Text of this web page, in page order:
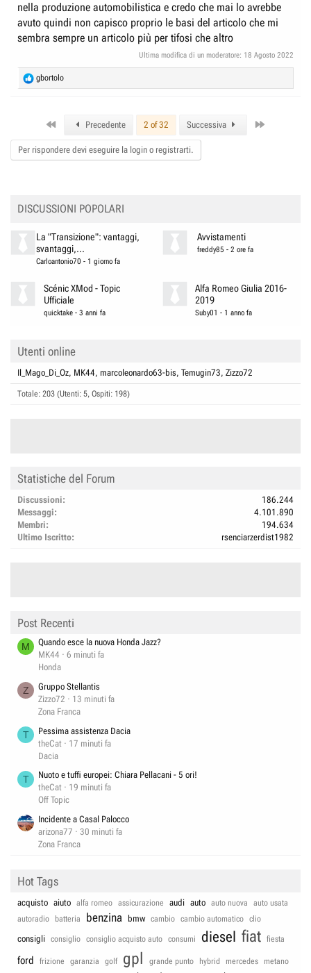
F1 | Motori 2026: la Ferrari si è... venduta l'anima? (motorsport.com)
nella produzione automobilistica e credo che mai lo avrebbe
avuto quindi non capisco proprio le basi del articolo che mi
sembra sempre un articolo più per tifosi che altro
Ultima modifica di un moderatore: 18 Agosto 2022
R
e
o
n
gbortolo
Precedente 2 of 32 Successiva
Per rispondere devi eseguire la login o registrarti.
DISCUSSIONI POPOLARI
La "Transizione": vantaggi,
svantaggi,...
Carloantonio70 - 1 giorno fa
Avvistamenti
freddy85 - 2 ore fa
Scénic XMod - Topic
Ufficiale
quicktake -3 anni fa
Alfa Romeo Giulia 2016-
2019
Suby01 - 1 anno fa
Utenti online
Il_Mago_Di_Oz MK44 marcoleonardo63-bis Temugin73 Zizzo72
Totale: 203 (Utenti: 5, Ospiti: 198)
Statistiche del Forum
Discussioni
186.244
Messaggi
4.101.890
Membri
194.634
Ultimo Iscritto
rsenciarzerdist1982
Post Recenti
M
Quando esce la nuova Honda Jazz?
MK44
6 minuti fa
Honda
Z
Gruppo Stellantis
Zizzo72
13 minuti fa
Zona Franca
T
Pessima assistenza Dacia
theCat
17 minuti fa
Dacia
T
Nuoto e tuffi europei: Chiara Pellacani - 5 ori!
theCat
19 minuti fa
Off Topic
Incidente a Casal Palocco
arizona77
30 minuti fa
Zona Franca
Hot Tags
acquisto aiuto alfa romeo assicurazione audi auto auto nuova
auto usata
autoradio
batteria benzina bmw cambio cambio automatico clio
consigli consiglio consiglio acquisto auto consumi diesel fiat fiesta
ford frizione garanzia golf gpl grande punto hybrid mercedes
metano